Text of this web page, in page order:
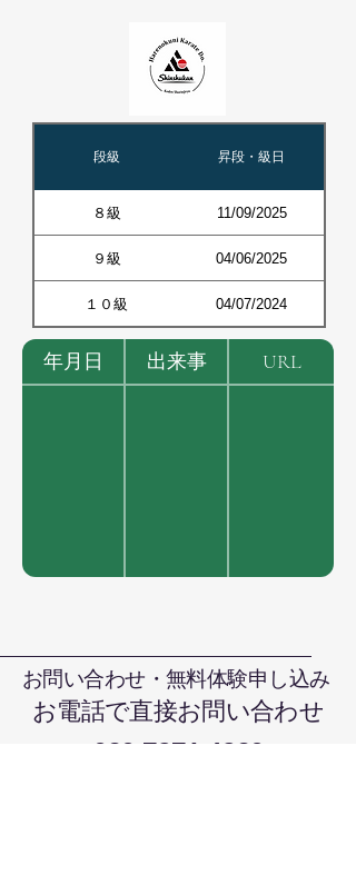
段級 昇段・級日
８級 11/09/2025
９級 04/06/2025
１０級 04/07/2024
年月日 出来事 URL
お問い合わせ・無料体験申し込み
お電話で直接お問い合わせ
090-7376-4390